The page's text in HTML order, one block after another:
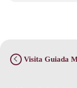
Visita Guiada